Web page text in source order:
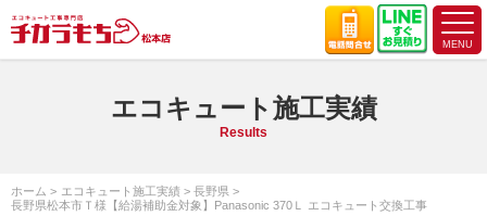
エコキュート施工実績
Results
ホーム エコキュート施工実績
長野県
長野県松本市Ｔ様【給湯補助金対象】Panasonic 370Ｌ エコキュート交換工事